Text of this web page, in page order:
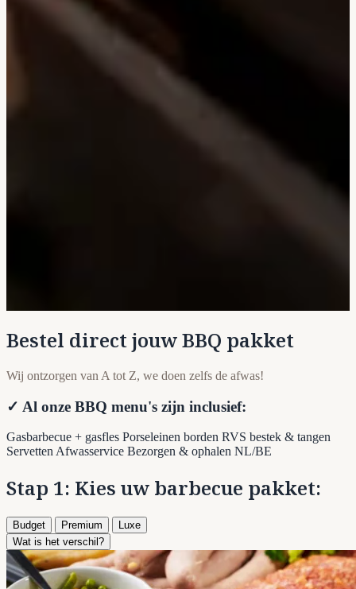
Bestel direct jouw BBQ pakket
Wij ontzorgen van A tot Z, we doen zelfs de afwas!
✓ Al onze BBQ menu's zijn inclusief:
Gasbarbecue + gasfles Porseleinen borden RVS bestek & tangen
ServettenAfwasservice Bezorgen & ophalen NL/BE
Stap 1: Kies uw barbecue pakket:
Budget Premium
Luxe
Wat is het verschil?